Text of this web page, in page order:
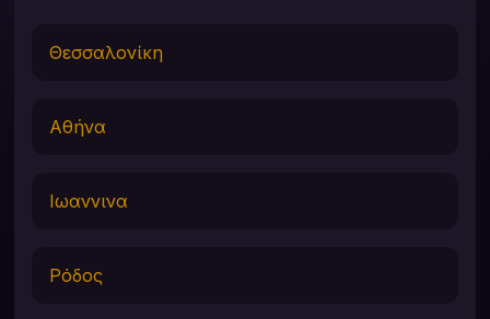
Θεσσαλονίκη
Αθήνα
Ιωαννινα
Ρόδος